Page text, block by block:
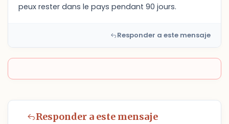
peux rester dans le pays pendant 90 jours.
Responder a este mensaje
Responder a este mensaje